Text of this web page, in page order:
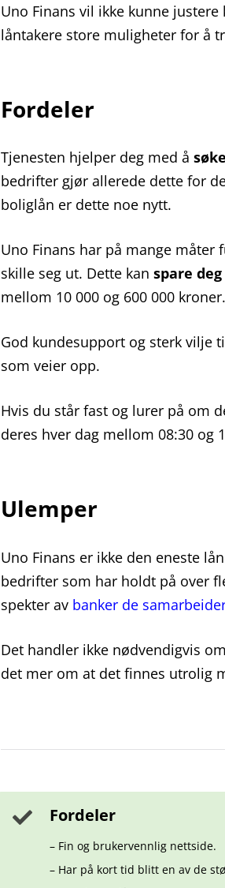
Uno Finans vil ikke kunne
låntakere store muligheter for å
Fordeler
Tjenesten hjelper deg med å
bedrifter gjør allerede dette for
boliglån er dette noe nytt.
Uno Finans har på mange
skille seg ut. Dette kan spare
mellom 10 000 og 600 000 kroner.
God kundesupport og sterk vilje
som veier opp.
Hvis du står fast og lurer på om
deres hver dag mellom 08:30 og
Ulemper
Uno Finans er ikke den eneste
bedrifter som har holdt på over
spekter av banker de
Det handler ikke nødvendigvis
det mer om at det finnes utrolig
Fordeler
– Fin og brukervennlig nettside.
– Har på kort tid blitt en av de